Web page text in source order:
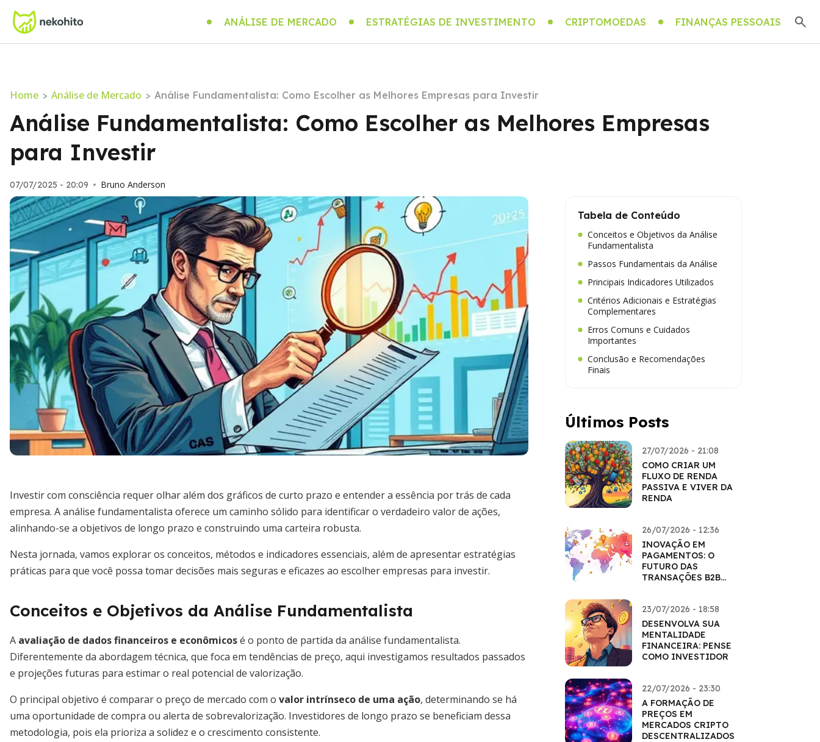
ANÁLISE DE MERCADO ESTRATÉGIAS DE INVESTIMENTO CRIPTOMOEDAS FINANÇAS PESSOAIS
Home > Análise de Mercado > Análise Fundamentalista: Como Escolher as Melhores Empresas para Investir
Análise Fundamentalista: Como Escolher as Melhores Empresas
para Investir
07/07/2025 - 20:09 • Bruno Anderson
Investir com consciência requer olhar além dos gráficos de curto prazo e entender a essência por trás de cada
empresa. A análise fundamentalista oferece um caminho sólido para identificar o verdadeiro valor de ações,
alinhando-se a objetivos de longo prazo e construindo uma carteira robusta.
Nesta jornada, vamos explorar os conceitos, métodos e indicadores essenciais, além de apresentar estratégias
práticas para que você possa tomar decisões mais seguras e eficazes ao escolher empresas para investir.
Conceitos e Objetivos da Análise Fundamentalista
A avaliação de dados financeiros e econômicosé o ponto de partida da análise fundamentalista.
Diferentemente da abordagem técnica, que foca em tendências de preço, aqui investigamos resultados passados
e projeções futuras para estimar o real potencial de valorização.
O principal objetivo é comparar o preço de mercado com o valor intrínseco de uma ação, determinando se há
uma oportunidade de compra ou alerta de sobrevalorização. Investidores de longo prazo se beneficiam dessa
metodologia, pois ela prioriza a solidez e o crescimento consistente.
Tabela de Conteúdo
Conceitos e Objetivos da Análise
Fundamentalista
Passos Fundamentais da Análise
Principais Indicadores Utilizados
Critérios Adicionais e Estratégias
Complementares
Erros Comuns e Cuidados
Importantes
Conclusão e Recomendações
Finais
Últimos Posts
27/07/2026 - 21:08
COMO CRIAR UM
FLUXO DE RENDA
PASSIVA E VIVER DA
RENDA
26/07/2026 - 12:36
INOVAÇÃO EM
PAGAMENTOS: O
FUTURO DAS
TRANSAÇÕES B2B
23/07/2026 - 18:58
DESENVOLVA SUA
MENTALIDADE
FINANCEIRA: PENSE
COMO INVESTIDOR
22/07/2026 - 23:30
A FORMAÇÃO DE
PREÇOS EM
MERCADOS CRIPTO
DESCENTRALIZADOS